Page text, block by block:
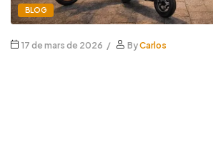
BLOG
17 de mars de 2026 ByCarlos